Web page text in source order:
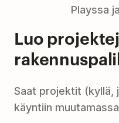
Playssa
Luo
Saat projektit (kyllä,
käyntiin